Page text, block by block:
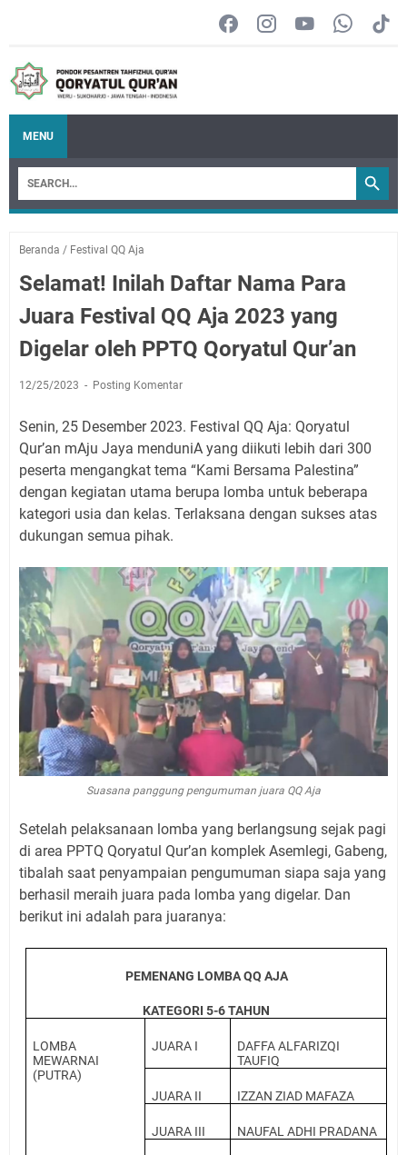
MENU
Beranda / Festival QQ Aja
Selamat! Inilah Daftar Nama Para
Juara Festival QQ Aja 2023 yang
Digelar oleh PPTQ Qoryatul Qur’an
12/25/2023 Posting Komentar
Senin, 25 Desember 2023. Festival QQ Aja: Qoryatul
Qur’an mAju Jaya menduniA yang diikuti lebih dari 300
peserta mengangkat tema “Kami Bersama Palestina”
dengan kegiatan utama berupa lomba untuk beberapa
kategori usia dan kelas. Terlaksana dengan sukses atas
dukungan semua pihak.
Suasana panggung pengumuman juara QQ Aja
Setelah pelaksanaan lomba yang berlangsung sejak pagi
di area PPTQ Qoryatul Qur’an komplek Asemlegi, Gabeng,
tibalah saat penyampaian pengumuman siapa saja yang
berhasil meraih juara pada lomba yang digelar. Dan
berikut ini adalah para juaranya:
PEMENANG LOMBA QQ AJA
KATEGORI 5-6 TAHUN
LOMBA
MEWARNAI
(PUTRA)
JUARA I
DAFFA ALFARIZQI
TAUFIQ
JUARA II IZZAN ZIAD MAFAZA
JUARA III NAUFAL ADHI PRADANA